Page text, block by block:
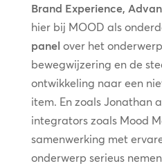
Brand Experience,
hier bij MOOD als
panel over het
bewegwijzering en de
ontwikkeling naar een
item. En zoals Jonathan
integrators zoals Mood
samenwerking met
onderwerp serieus